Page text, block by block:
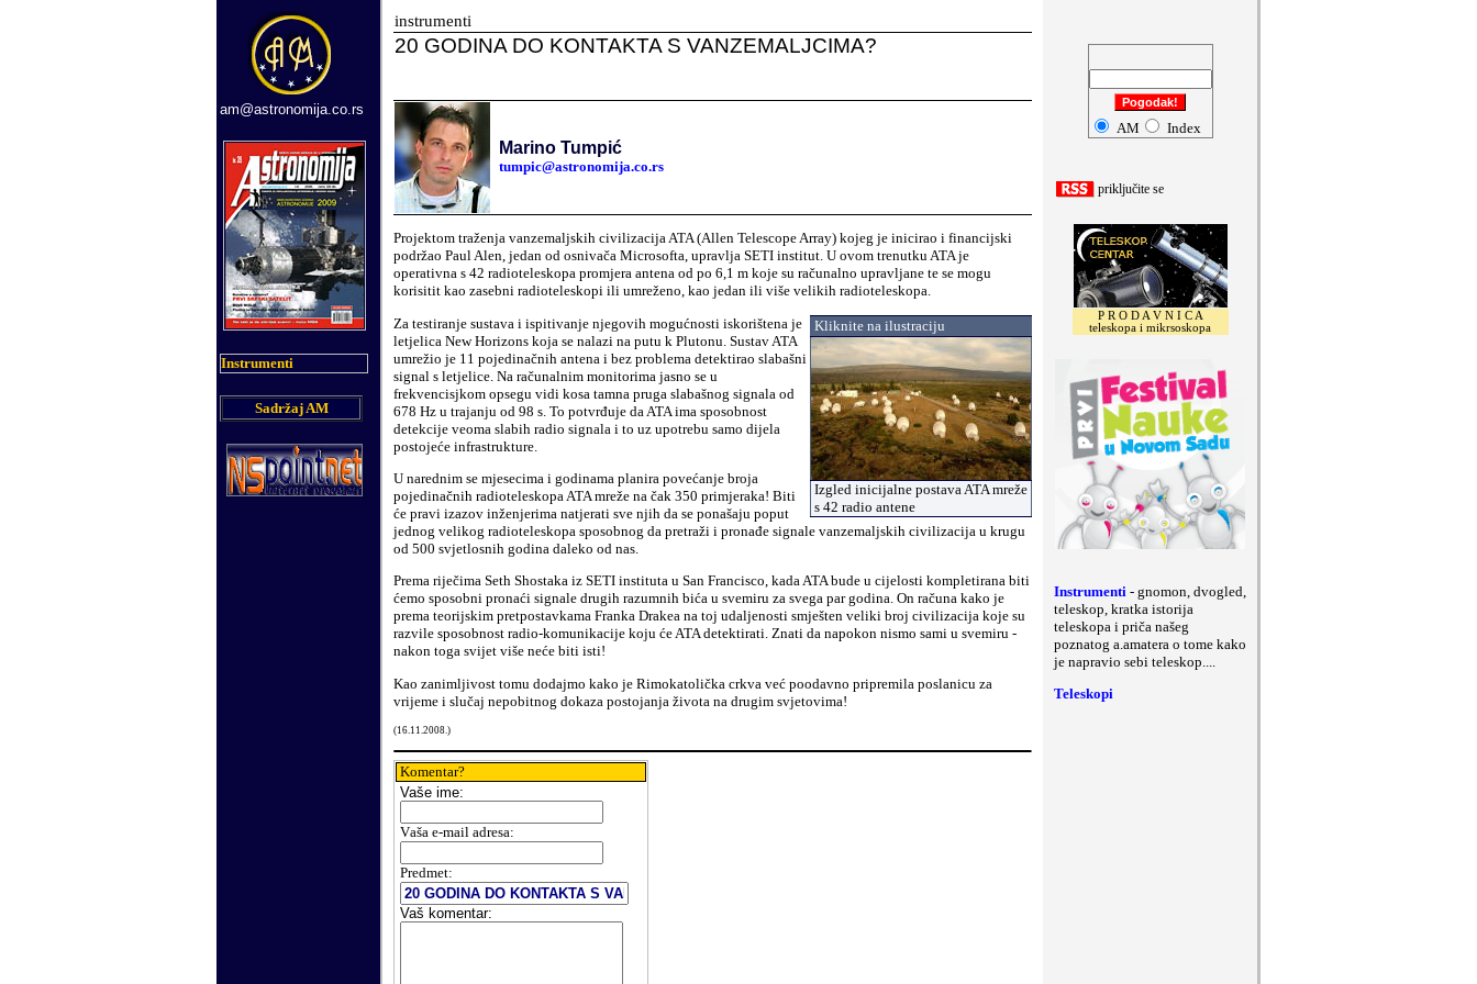
am@astronomija.co.rs
Instrumenti
Sadržaj AM
instrumenti
20 GODINA DO KONTAKTA S VANZEMALJCIMA?
Marino Tumpić
tumpic@astronomija.co.rs
Projektom traženja vanzemaljskih civilizacija ATA (Allen Telescope Array) kojeg je inicirao i financijski
podržao Paul Alen, jedan od osnivača Microsofta, upravlja SETI institut. U ovom trenutku ATA je
operativna s 42 radioteleskopa promjera antena od po 6,1 m koje su računalno upravljane te se mogu
korisitit kao zasebni radioteleskopi ili umreženo, kao jedan ili više velikih radioteleskopa.
Kliknite na ilustraciju
Izgled inicijalne postava ATA mreže
s 42 radio antene
Za testiranje sustava i ispitivanje njegovih mogućnosti iskorištena je
letjelica New Horizons koja se nalazi na putu k Plutonu. Sustav ATA
umrežio je 11 pojedinačnih antena i bez problema detektirao slabašni
signal s letjelice. Na računalnim monitorima jasno se u
frekvencisjkom opsegu vidi kosa tamna pruga slabašnog signala od
678 Hz u trajanju od 98 s. To potvrđuje da ATA ima sposobnost
detekcije veoma slabih radio signala i to uz upotrebu samo dijela
postojeće infrastrukture.
U narednim se mjesecima i godinama planira povećanje broja
pojedinačnih radioteleskopa ATA mreže na čak 350 primjeraka! Biti
će pravi izazov inženjerima natjerati sve njih da se ponašaju poput
jednog velikog radioteleskopa sposobnog da pretraži i pronađe signale vanzemaljskih civilizacija u krugu
od 500 svjetlosnih godina daleko od nas.
Prema riječima Seth Shostaka iz SETI instituta u San Francisco, kada ATA bude u cijelosti kompletirana biti
ćemo sposobni pronaći signale drugih razumnih bića u svemiru za svega par godina. On računa kako je
prema teorijskim pretpostavkama Franka Drakea na toj udaljenosti smješten veliki broj civilizacija koje su
razvile sposobnost radio-komunikacije koju će ATA detektirati. Znati da napokon nismo sami u svemiru -
nakon toga svijet više neće biti isti!
Kao zanimljivost tomu dodajmo kako je Rimokatolička crkva već poodavno pripremila poslanicu za
vrijeme i slučaj nepobitnog dokaza postojanja života na drugim svjetovima!
(16 11 .2008. )
Komentar?
Vaše ime:
Vaša e-mail adresa:
Predmet:
Vaš komentar:
AM Index
priključite se
P R O D A V N I C A
teleskopa i mikrsoskopa
Instrumenti - gnomon, dvogled,
teleskop, kratka istorija
teleskopa i priča našeg
poznatog a.amatera o tome kako
je napravio sebi teleskop....
Teleskopi